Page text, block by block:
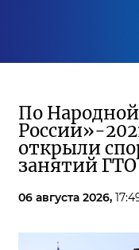
По
России»-
открыли
занятий ГТО
06 августа 2026,